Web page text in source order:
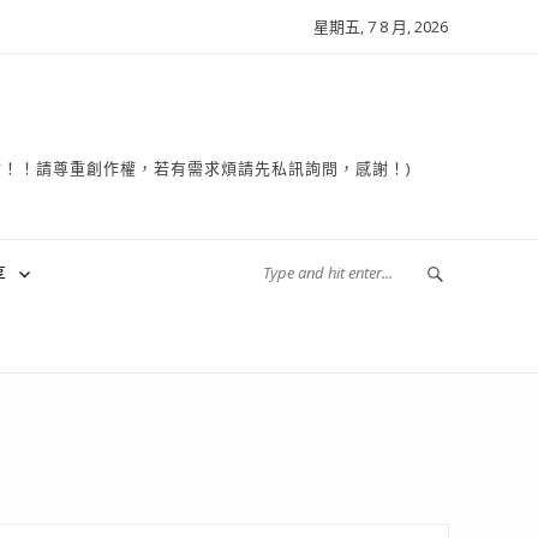
星期五, 7 8 月, 2026
請尊重創作權，若有需求煩請先私訊詢問，感謝！)